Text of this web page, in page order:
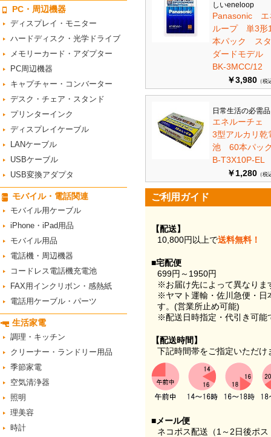
PC・周辺機器
ディスプレイ・モニター
ハードディスク・光学ドライブ
メモリーカード・アダプター
PC周辺機器
キャプチャー・コンバーター
デスク・チェア・スタンド
プリンターインク
ディスプレイケーブル
LANケーブル
USBケーブル
USB変換アダプタ
モバイル・電話関連
モバイル用ケーブル
iPhone・iPad用品
モバイル用品
電話機・周辺機器
コードレス電話機充電池
FAX用インクリボン・感熱紙
電話用ケーブル・パーツ
生活家電
調理・キッチン
クリーナー・ランドリー用品
季節家電
空気清浄器
照明
理美容
時計
しいeneloop
Panasonic エ
ループ 単3形
本パック ス
ダードモデル
BK-3MCC/12
￥3,980 （税
日常生活の必需
エネルーチェ
3型アルカリ乾
池 60本パ
B-T3X10P-EL
￥1,280 （税
ご利用ガイド
【配送】
10,800円以上で送料無料！
■宅配便
699円～1950円
※お届け先によって異なりま
※ヤマト運輸・佐川急便・日
す。(営業所止め可能)
※配送日時指定・代引き可能
【配送時間】
下記時間帯をご指定いただけ
■メール便
ネコポス配送（1～2日後ポ